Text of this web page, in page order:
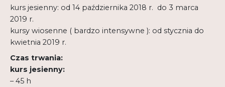
kurs jesienny: od 14 października 2018 r. do 3 marca
2019 r.
kursy wiosenne ( bardzo intensywne ): od stycznia do
kwietnia 2019 r.
Czas trwania:
kurs jesienny:
– 45 h